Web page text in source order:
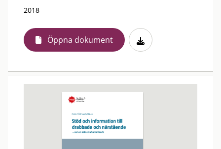
2018
Öppna dokument